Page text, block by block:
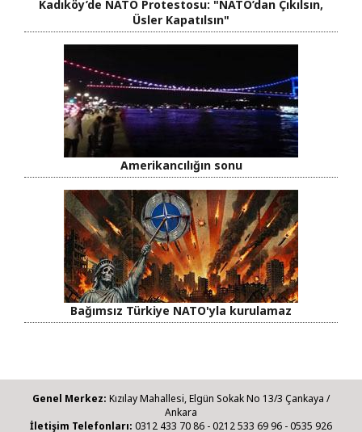
Kadıköy’de NATO Protestosu: "NATO’dan Çıkılsın,
Üsler Kapatılsın"
Amerikancılığın sonu
Bağımsız Türkiye NATO'yla kurulamaz
Genel Merkez: Kızılay Mahallesi, Elgün Sokak No 13/3 Çankaya /
Ankara
İletişim Telefonları: 0312 433 70 86 - 0212 533 69 96 - 0535 926